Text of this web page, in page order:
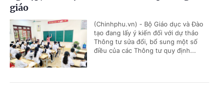
giáo
(Chinhphu.vn) - Bộ Giáo dục và Đào
tạo đang lấy ý kiến đối với dự thảo
Thông tư sửa đổi, bổ sung một số
điều của các Thông tư quy định...